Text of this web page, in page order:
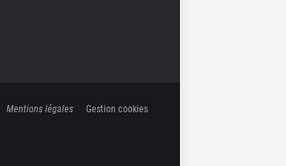
Mentions légales Gestion cookies